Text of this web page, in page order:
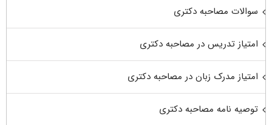
سوالات مصاحبه دکتری
امتیاز تدریس در مصاحبه دکتری
امتیاز مدرک زبان در مصاحبه دکتری
توصیه نامه مصاحبه دکتری